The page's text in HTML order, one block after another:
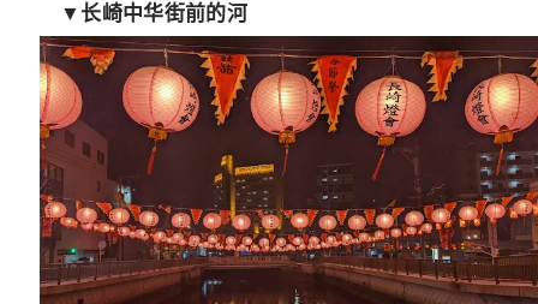
▼长崎中华街前的河